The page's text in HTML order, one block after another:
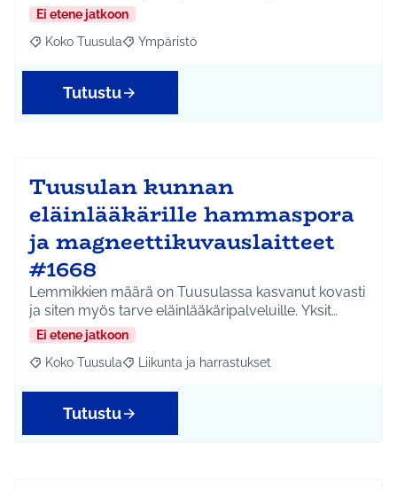
Ei etene jatkoon
Rajaa tulokset aihepiirin mukaan: Koko Tuusula
Koko Tuusula Rajaa tulokset teeman mukaan: Ympäristö
Ympäristö
Tutustu
Tuusulan kunnan
eläinlääkärille hammaspora
ja magneettikuvauslaitteet
#1668
Lemmikkien määrä on Tuusulassa kasvanut kovasti
ja siten myös tarve eläinlääkäripalveluille. Yksit…
Ei etene jatkoon
Rajaa tulokset aihepiirin mukaan: Koko Tuusula
Koko Tuusula Rajaa tulokset teeman mukaan: Liikunta ja
Liikunta ja harrastukset
Tutustu